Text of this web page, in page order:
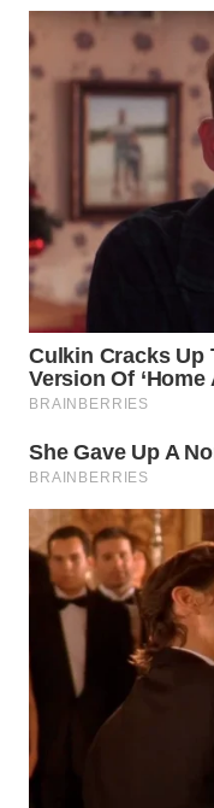
GORONTALO
WN
MALUKU
WN
MALUT
WN
DAIRI
WN
DANAU
WN
NIAS
LANGKAT